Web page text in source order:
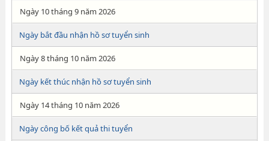
Ngày 10 tháng 9 năm 2026
Ngày bắt đầu nhận hồ sơ tuyển sinh
Ngày 8 tháng 10 năm 2026
Ngày kết thúc nhận hồ sơ tuyển sinh
Ngày 14 tháng 10 năm 2026
Ngày công bố kết quả thi tuyển